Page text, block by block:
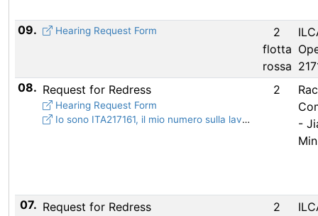
09. Hearing Request Form
2
flotta
rossa
08. Request for Redress
Hearing Request Form
Io sono ITA217161, il mio numero sulla lavagna non c'è, non capisco il BFD
2
-
07. Request for Redress 2